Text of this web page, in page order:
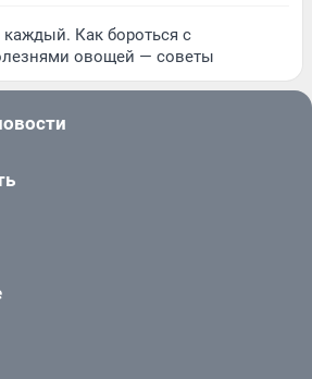
Как бороться с
овощей — советы